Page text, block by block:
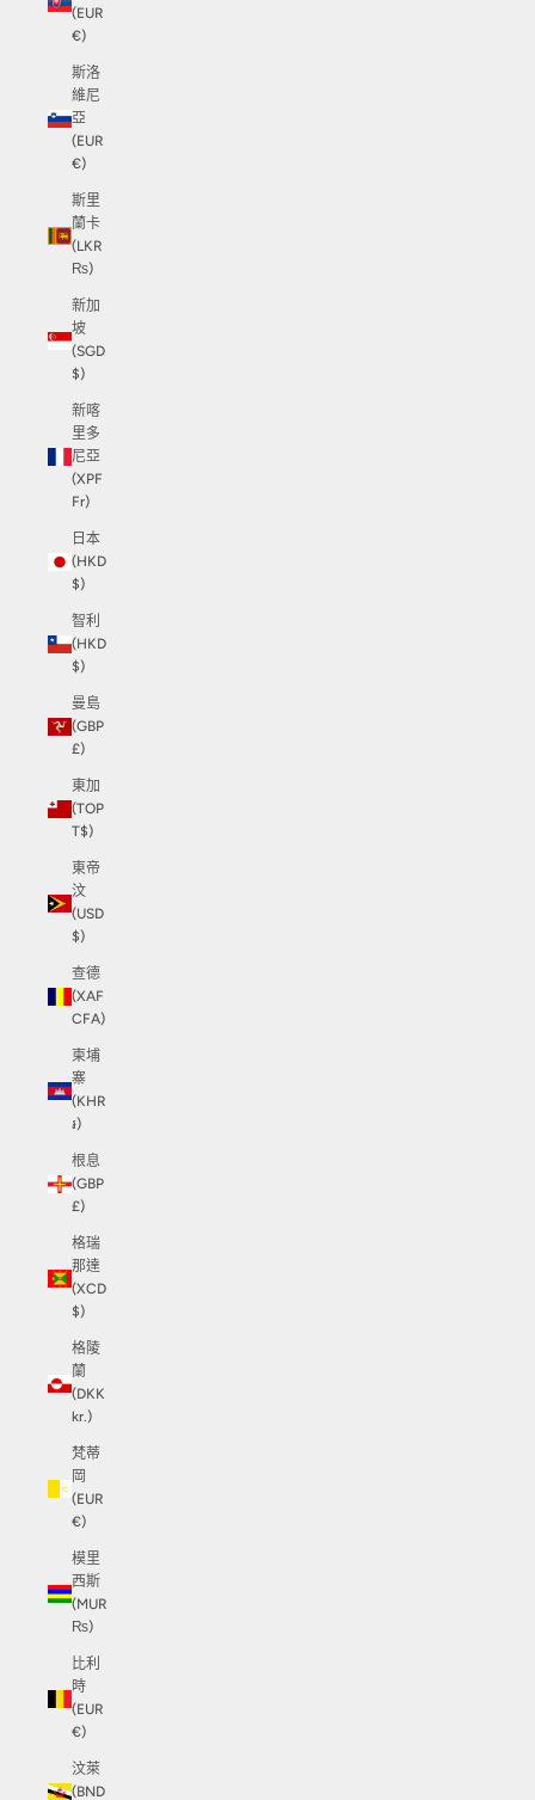
(EUR
€)
斯洛
維尼
亞
(EUR
€)
斯里
蘭卡
(LKR
₨)
新加
坡
(SGD
$)
新喀
里多
尼亞
(XPF
Fr)
日本
(HKD
$)
智利
(HKD
$)
曼島
(GBP
£)
東加
(TOP
T$)
東帝
汶
(USD
$)
查德
(XAF
CFA)
柬埔
寨
(KHR
៛)
根息
(GBP
£)
格瑞
那達
(XCD
$)
格陵
蘭
(DKK
kr.)
梵蒂
岡
(EUR
€)
模里
西斯
(MUR
₨)
比利
時
(EUR
€)
汶萊
(BND